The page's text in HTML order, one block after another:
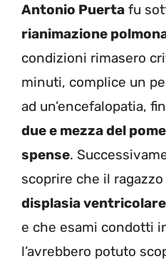
Antonio Puerta fu
rianimazione
condizioni rimasero
minuti, complice un
ad un’encefalopatia,
due e mezza del
spense.
scoprire che il
displasia
e che esami condotti
l’avrebbero potuto